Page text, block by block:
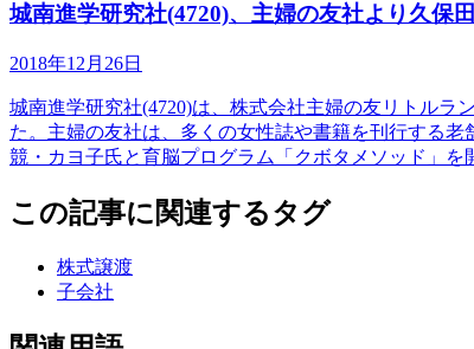
城南進学研究社(4720)、主婦の友社より久保
2018年12月26日
城南進学研究社(4720)は、株式会社主婦の友リトル
た。主婦の友社は、多くの女性誌や書籍を刊行する
競・カヨ子氏と育脳プログラム「クボタメソッド」を
この記事に関連するタグ
株式譲渡
子会社